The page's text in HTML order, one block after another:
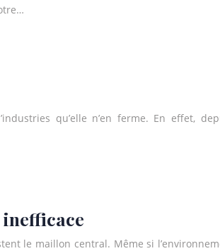
qu’elle n’en ferme. En effet,
le maillon central. Même si